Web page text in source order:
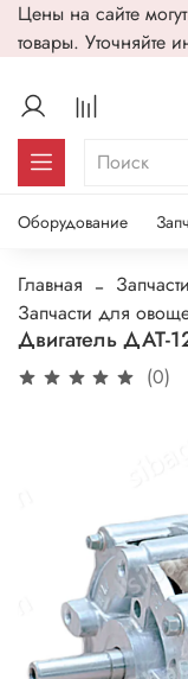
Цены на сайте
товары. Уточняйте
Оборудование
Главная
Запчасти для
Двигатель ДАТ-
(0)